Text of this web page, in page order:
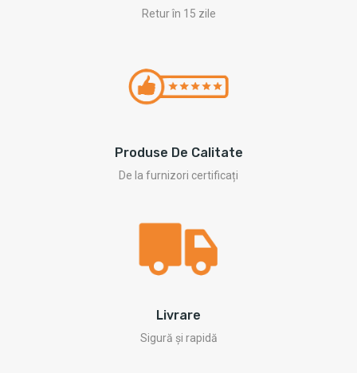
Retur în 15 zile
Produse De Calitate
De la furnizori certificați
Livrare
Sigură și rapidă